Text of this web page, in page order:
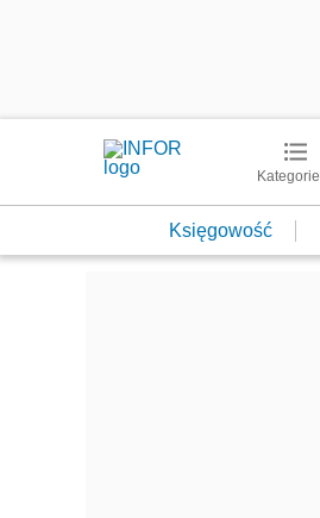
Kategorie
Księgowość